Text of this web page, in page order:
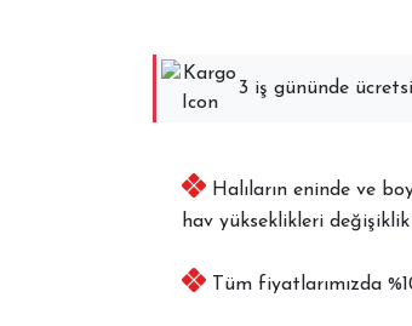
3 iş gününde
Halıların eninde ve
hav yükseklikleri
Tüm fiyatlarımızda